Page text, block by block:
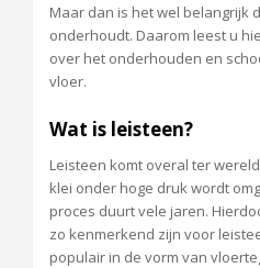
Maar dan is het wel belangrijk
onderhoudt. Daarom leest u
over het onderhouden en
vloer.
Wat is leisteen?
Leisteen komt overal ter
klei onder hoge druk wordt
proces duurt vele jaren.
zo kenmerkend zijn voor
populair in de vorm van